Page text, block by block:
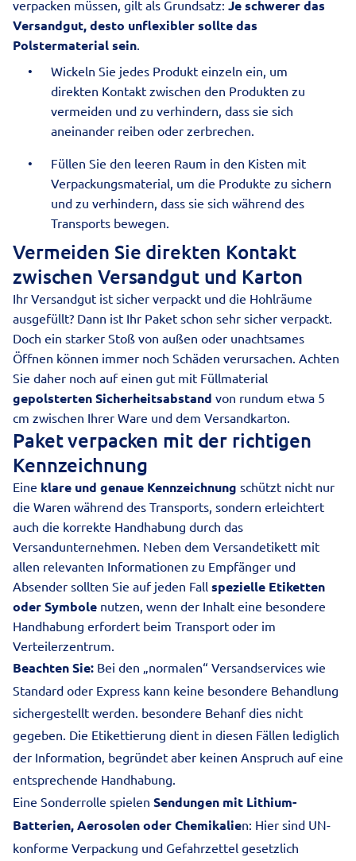
verpacken müssen, gilt als Grundsatz: Je schwerer das
Versandgut, desto unflexibler sollte das
Polstermaterial sein.
Wickeln Sie jedes Produkt einzeln ein, um
direkten Kontakt zwischen den Produkten zu
vermeiden und zu verhindern, dass sie sich
aneinander reiben oder zerbrechen.
Füllen Sie den leeren Raum in den Kisten mit
Verpackungsmaterial, um die Produkte zu sichern
und zu verhindern, dass sie sich während des
Transports bewegen.
Vermeiden Sie direkten Kontakt
zwischen Versandgut und Karton
Ihr Versandgut ist sicher verpackt und die Hohlräume
ausgefüllt? Dann ist Ihr Paket schon sehr sicher verpackt.
Doch ein starker Stoß von außen oder unachtsames
Öffnen können immer noch Schäden verursachen. Achten
Sie daher noch auf einen gut mit Füllmaterial
gepolsterten Sicherheitsabstand von rundum etwa 5
cm zwischen Ihrer Ware und dem Versandkarton.
Paket verpacken mit der richtigen
Kennzeichnung
Eine klare und genaue Kennzeichnung schützt nicht nur
die Waren während des Transports, sondern erleichtert
auch die korrekte Handhabung durch das
Versandunternehmen. Neben dem Versandetikett mit
allen relevanten Informationen zu Empfänger und
Absender sollten Sie auf jeden Fall spezielle Etiketten
oder Symbole nutzen, wenn der Inhalt eine besondere
Handhabung erfordert beim Transport oder im
Verteilerzentrum.
Beachten Sie: Bei den „normalen“ Versandservices wie
Standard oder Express kann keine besondere Behandlung
sichergestellt werden. besondere Behanf dies nicht
gegeben. Die Etikettierung dient in diesen Fällen lediglich
der Information, begründet aber keinen Anspruch auf eine
entsprechende Handhabung.
Eine Sonderrolle spielen Sendungen mit Lithium-
Batterien, Aerosolen oder Chemikalien: Hier sind UN-
konforme Verpackung und Gefahrzettel gesetzlich